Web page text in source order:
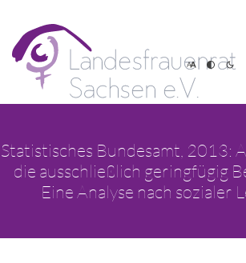
Statistisches Bundesamt, 2013:
die ausschließlich geringfügig
Eine Analyse nach sozialer